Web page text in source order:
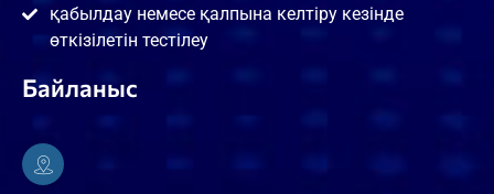
қабылдау немесе қалпына келтіру кезінде
өткізілетін тестілеу
Байланыс